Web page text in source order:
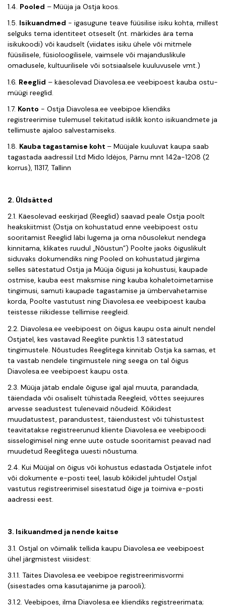
1.4. Pooled – Müüja ja Ostja koos.
1.5. Isikuandmed - igasugune teave füüsilise isiku kohta, millest
selguks tema identiteet otseselt (nt. märkides ära tema
isikukoodi) või kaudselt (viidates isiku ühele või mitmele
füüsilisele, füsioloogilisele, vaimsele või majanduslikule
omadusele, kultuurilisele või sotsiaalsele kuuluvusele vmt.)
1.6. Reeglid – käesolevad Diavolesa .ee veebipoest kauba ostu-
müügi reeglid.
1.7. Konto - Ostja Diavolesa.ee veebipoe kliendiks
registreerimise tulemusel tekitatud isiklik konto isikuandmete ja
tellimuste ajaloo salvestamiseks.
1.8. Kauba tagastamise koht – Müüjale kuuluvat kaupa saab
tagastada aadressil Ltd Mido Idėjos, Pärnu mnt 142a-1208 (2
korrus), 11317, Tallinn
2. Üldsätted
2.1. Käesolevad eeskirjad (Reeglid) saavad peale Ostja poolt
heakskiitmist (Ostja on kohustatud enne veebipoest ostu
sooritamist Reeglid läbi lugema ja oma nõusolekut nendega
kinnitama, klikates ruudul „Nõustun”) Poolte jaoks õiguslikult
siduvaks dokumendiks ning Pooled on kohustatud järgima
selles sätestatud Ostja ja Müüja õigusi ja kohustusi, kaupade
ostmise, kauba eest maksmise ning kauba kohaletoimetamise
tingimusi, samuti kaupade tagastamise ja ümbervahetamise
korda, Poolte vastutust ning Diavolesa.ee veebipoest kauba
teistesse riikidesse tellimise reegleid.
2.2. Diavolesa.ee veebipoest on õigus kaupu osta ainult nendel
Ostjatel, kes vastavad Reeglite punktis 1.3 sätestatud
tingimustele. Nõustudes Reeglitega kinnitab Ostja ka samas, et
ta vastab nendele tingimustele ning seega on tal õigus
Diavolesa.ee veebipoest kaupu osta.
2.3. Müüja jätab endale õiguse igal ajal muuta, parandada,
täiendada või osaliselt tühistada Reegleid, võttes seejuures
arvesse seadustest tulenevaid nõudeid. Kõikidest
muudatustest, parandustest, täiendustest või tühistustest
teavitatakse registreerunud kliente Diavolesa.ee veebipoodi
sisselogimisel ning enne uute ostude sooritamist peavad nad
muudetud Reeglitega uuesti nõustuma.
2.4. Kui Müüjal on õigus või kohustus edastada Ostjatele infot
või dokumente e-posti teel, lasub kõikidel juhtudel Ostjal
vastutus registreerimisel sisestatud õige ja toimiva e-posti
aadressi eest.
3. Isikuandmed ja nende kaitse
3.1. Ostjal on võimalik tellida kaupu Diavolesa.ee veebipoest
ühel järgmistest viisidest:
3.1.1. Täites Diavolesa.ee veebipoe registreerimisvormi
(sisestades oma kasutajanime ja parooli);
3.1.2. Veebipoes, ilma Diavolesa.ee kliendiks registreerimata;